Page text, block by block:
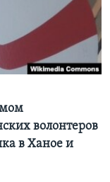
волонтеров
в Ханое и